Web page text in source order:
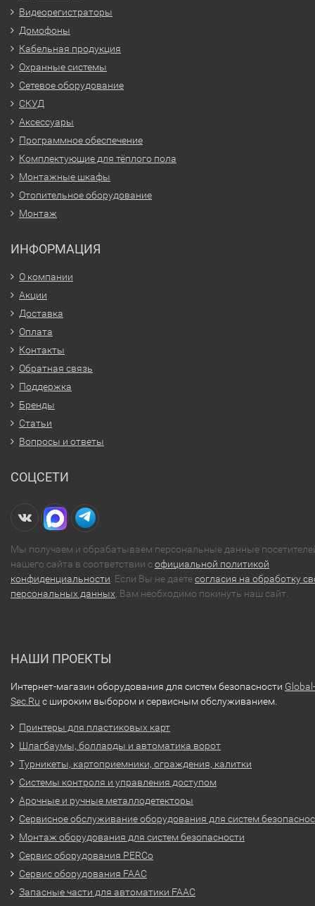
Видеорегистраторы
Домофоны
Кабельная продукция
Охранные системы
Сетевое оборудование
СКУД
Аксессуары
Программное обеспечение
Комплектующие для тёплого пола
Монтажные шкафы
Отопительное оборудование
Монтаж
ИНФОРМАЦИЯ
О компании
Акции
Доставка
Оплата
Контакты
Обратная связь
Поддержка
Бренды
Статьи
Вопросы и ответы
СОЦСЕТИ
Мы получаем и обрабатываем персональные данные
нашего сайта в соответствии софициальной политикой
конфиденциальности . Если Вы не даетесогласия на обработку
персональных данных , Вам необходимо покинуть наш сайт.
НАШИ ПРОЕКТЫ
Интернет-магазин оборудования для систем безопасности Global-
Sec.Ru с широким выбором и сервисным обслуживанием.
Принтеры для пластиковых карт
Шлагбаумы, болларды и автоматика ворот
Турникеты, картоприемники, ограждения, калитки
Системы контроля и управления доступом
Арочные и ручные металлодетекторы
Сервисное обслуживание оборудования для систем
Монтаж оборудования для систем безопасности
Сервис оборудования PERCo
Сервис оборудования FAAC
Запасные части для автоматики FAAC